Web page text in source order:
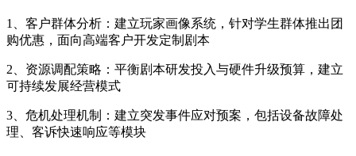
1、客户群体分析：建立玩家画像系统，针对学生群体推出团
购优惠，面向高端客户开发定制剧本
2、资源调配策略：平衡剧本研发投入与硬件升级预算，建立
可持续发展经营模式
3、危机处理机制：建立突发事件应对预案，包括设备故障处
理、客诉快速响应等模块